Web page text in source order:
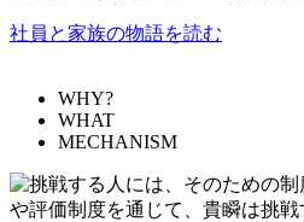
社員と家族の物語を読む
WHY?
WHAT
MECHANISM